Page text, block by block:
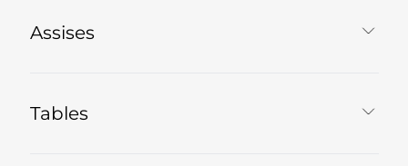
Assises
Tables